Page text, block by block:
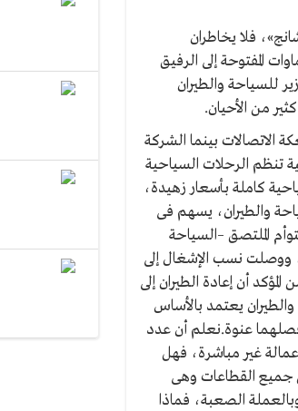
فلا يخاطران
المفتوحة إلى الرفيق
د.فؤاد سلطان آخر وزير للسياحة والطيران
من الأحيان.
بينما الشركة
تنظم الرحلات السياحية
كاملة بأسعار زهيدة،
والطيران، يسهم فى
الملتصق –السياحة
ووصلت نسب الإشغال إلى
أن إعادة الطيران إلى
يعتمد بالأساس
عنوة.نعلم أن عدد
غير مباشرة، فهل
جميع القطاعات وهى
الصعبة، فماذا